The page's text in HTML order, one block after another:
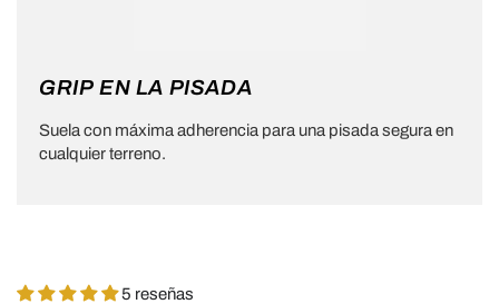
GRIP EN LA PISADA
Suela con máxima adherencia para una pisada segura en
cualquier terreno.
5 reseñas